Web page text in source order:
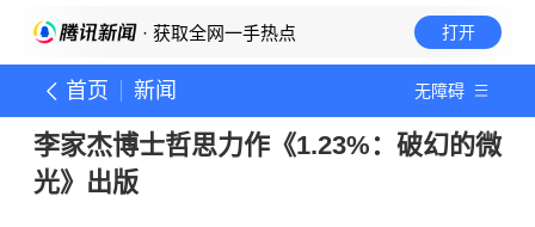
· 获取全网一手热点 打开
首页 新闻 无障碍
李家杰博士哲思力作《1.23%：破幻的微
光》出版